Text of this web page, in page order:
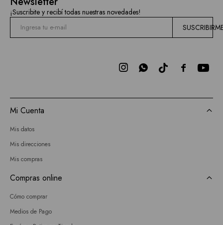
¡Suscribite y recibí todas nuestras novedades!

 
Mi Cuenta
Mis datos
Mis direcciones
Mis compras
Compras online
Cómo comprar
Medios de Pago